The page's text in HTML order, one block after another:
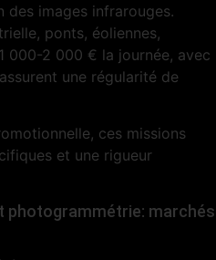
des images infrarouges.
ponts, éoliennes,
000-2 000 € la journée, avec
une régularité de
ces missions
et une rigueur
photogrammétrie: marchés